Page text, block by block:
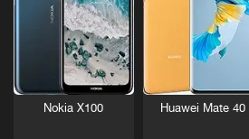
Huawei Mate 40
Nokia X100